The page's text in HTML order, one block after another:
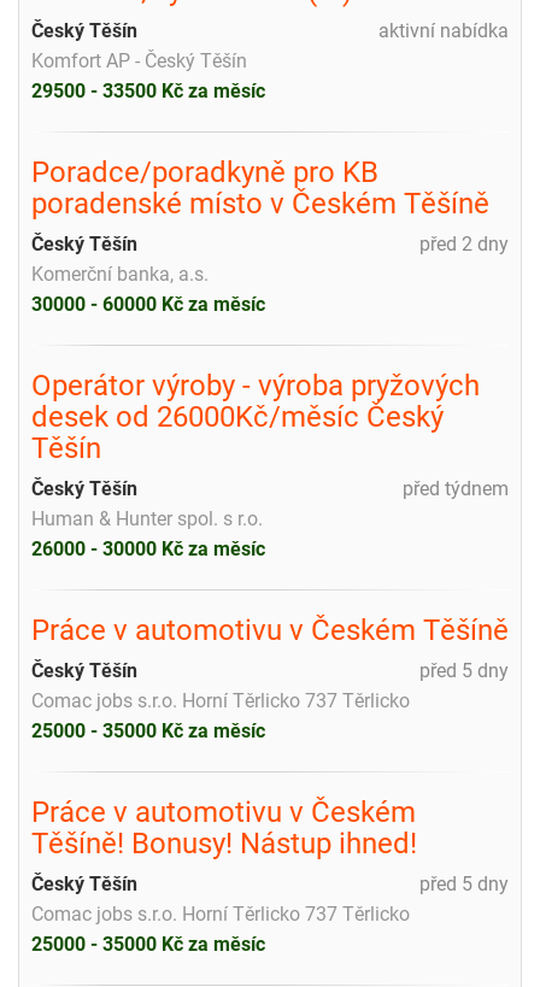
aktivní nabídka
Český Těšín
Komfort AP - Český Těšín
29500 - 33500 Kč za měsíc
Poradce/poradkyně pro KB
poradenské místo v Českém Těšíně
před 2 dny
Český Těšín
Komerční banka, a.s.
30000 - 60000 Kč za měsíc
Operátor výroby - výroba pryžových
desek od 26000Kč/měsíc Český
Těšín
před týdnem
Český Těšín
Human & Hunter spol. s r.o.
26000 - 30000 Kč za měsíc
Práce v automotivu v Českém Těšíně
před 5 dny
Český Těšín
Comac jobs s.r.o. Horní Těrlicko 737 Těrlicko
25000 - 35000 Kč za měsíc
Práce v automotivu v Českém
Těšíně! Bonusy! Nástup ihned!
před 5 dny
Český Těšín
Comac jobs s.r.o. Horní Těrlicko 737 Těrlicko
25000 - 35000 Kč za měsíc